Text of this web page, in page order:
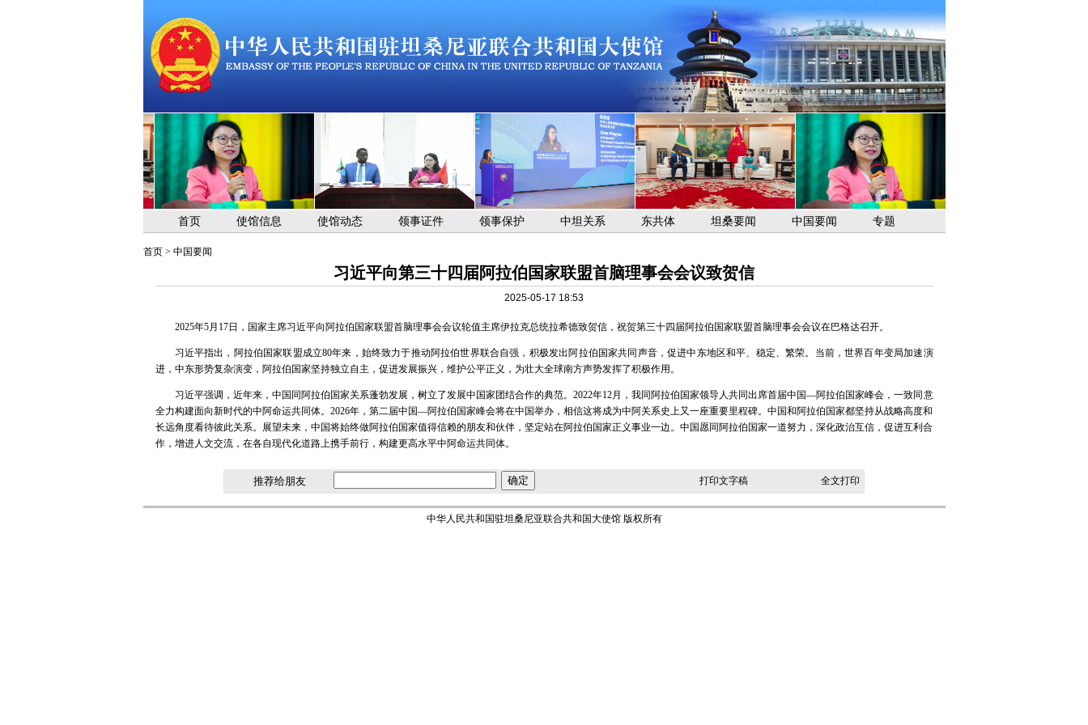
首页 使馆信息 使馆动态 领事证件 领事保护 中坦关系 东共体 坦桑要闻 中国要闻 专题
首页> 中国要闻
习近平向第三十四届阿拉伯国家联盟首脑理事会会议致贺信
2025-05-17 18:53
2025年5月17日，国家主席习近平向阿拉伯国家联盟首脑理事会会议轮值主席伊拉克总统拉希德致贺信，祝贺第三十四届阿拉伯国家联盟首脑理事会会议在巴格达召开。
习近平指出，阿拉伯国家联盟成立80年来，始终致力于推动阿拉伯世界联合自强，积极发出阿拉伯国家共同声音，促进中东地区和平、稳定、繁荣。当前，世界百年变局加速演
进，中东形势复杂演变，阿拉伯国家坚持独立自主，促进发展振兴，维护公平正义，为壮大全球南方声势发挥了积极作用。
习近平强调，近年来，中国同阿拉伯国家关系蓬勃发展，树立了发展中国家团结合作的典范。2022年12月，我同阿拉伯国家领导人共同出席首届中国—阿拉伯国家峰会，一致同意
全力构建面向新时代的中阿命运共同体。2026年，第二届中国—阿拉伯国家峰会将在中国举办，相信这将成为中阿关系史上又一座重要里程碑。中国和阿拉伯国家都坚持从战略高度和
长远角度看待彼此关系。展望未来，中国将始终做阿拉伯国家值得信赖的朋友和伙伴，坚定站在阿拉伯国家正义事业一边。中国愿同阿拉伯国家一道努力，深化政治互信，促进互利合
作，增进人文交流，在各自现代化道路上携手前行，构建更高水平中阿命运共同体。
推荐给朋友 打印文字稿 全文打印
中华人民共和国驻坦桑尼亚联合共和国大使馆 版权所有